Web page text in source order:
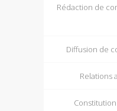
Rédaction de
Diffusion de
Relations